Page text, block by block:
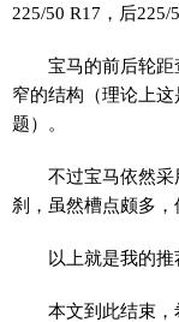
225/50 R17，后225/
宝马的前后轮
窄的结构（理论上
题）。
不过宝马依然
刹，虽然槽点颇多，
以上就是我的推
本文到此结束，